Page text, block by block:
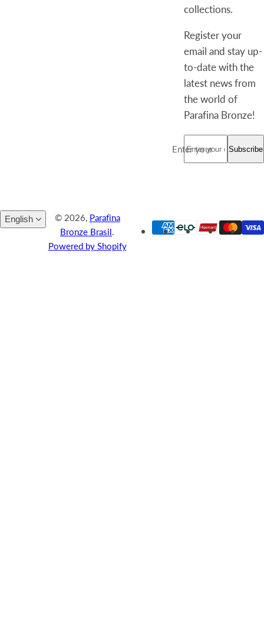
collections.
Register your
email and stay up-
to-date with the
latest news from
the world of
Parafina Bronze!
Enter your email *Subscribe
English © 2026, Parafina
Bronze Brasil.
Powered by Shopify